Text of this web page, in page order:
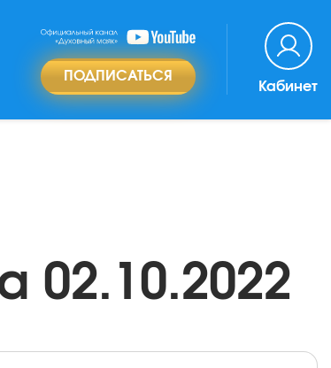
ПОДПИСАТЬСЯ
Кабинет
02.10.2022